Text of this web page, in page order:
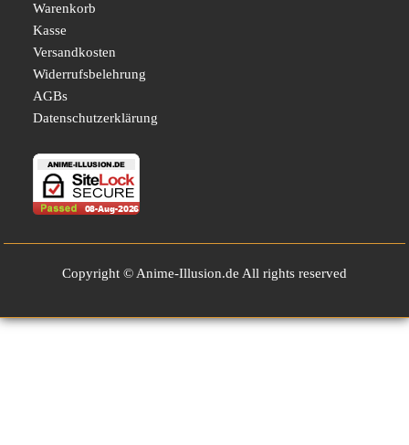
Warenkorb
Kasse
Versandkosten
Widerrufsbelehrung
AGBs
Datenschutzerklärung
Copyright © Anime-Illusion.de All rights reserved